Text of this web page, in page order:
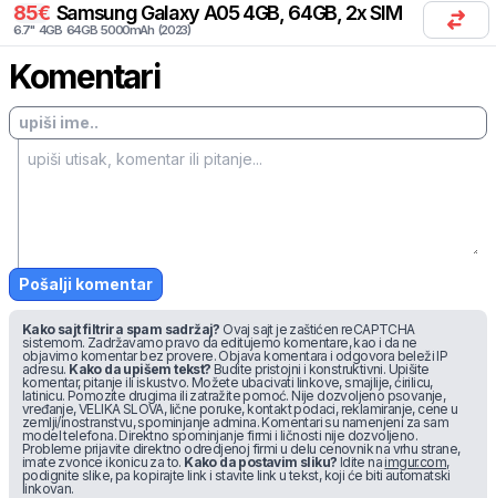
85€ Samsung Galaxy A05 4GB, 64GB, 2x SIM
6.7" 4GB 64GB 5000mAh (2023)
Komentari
Pošalji komentar
Kako sajt filtrira spam sadržaj? Ovaj sajt je zaštićen reCAPTCHA
sistemom. Zadržavamo pravo da editujemo komentare, kao i da ne
objavimo komentar bez provere. Objava komentara i odgovora beleži IP
adresu. Kako da upišem tekst? Budite pristojni i konstruktivni. Upišite
komentar, pitanje ili iskustvo. Možete ubacivati linkove, smajlije, ćirilicu,
latinicu. Pomozite drugima ili zatražite pomoć. Nije dozvoljeno psovanje,
vređanje, VELIKA SLOVA, lične poruke, kontakt podaci, reklamiranje, cene u
zemlji/inostranstvu, spominjanje admina. Komentari su namenjeni za sam
model telefona. Direktno spominjanje firmi i ličnosti nije dozvoljeno.
Probleme prijavite direktno odredjenoj firmi u delu cenovnik na vrhu strane,
imate zvonce ikonicu za to. Kako da postavim sliku? Idite na imgur.com,
podignite slike, pa kopirajte link i stavite link u tekst, koji će biti automatski
linkovan.